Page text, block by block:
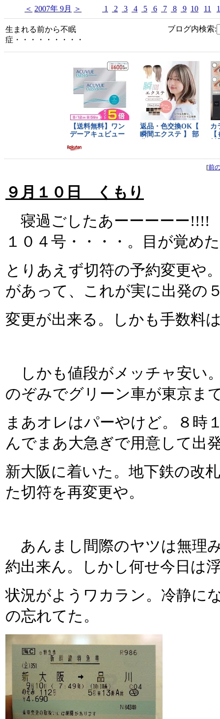
＜ 2007年 9月 ＞ 1 2 3 4 5 6 7 8 9 10 11
生まれる前から不眠
症・・・・・・・・・
ブログ内検索:
[前
９月１０日 くもり
寝過ごしたあーーーーー!!!!
１０４号・・・・。目が覚め
とりあえず切符の予約変更や
があって、これが実に出発の
変更が出来る。しかも手数料
しかも値段がメッチャ安い
のぞみでグリーン車が東京ま
まあオレはパーやけど。８時
んでまあ大急ぎで用意して出
新大阪に着いた。地下鉄の改
た切符を再変更や。
あんまし間際のヤツは無理
約出来ん。しかし何せ今日は
状況がようワカラン。冷静に
の忘れてた。